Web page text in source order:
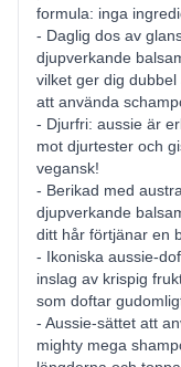
formula: inga
- Daglig dos av
djupverkande
vilket ger dig
att använda
- Djurfri: aussie är
mot djurtester och
vegansk!
- Berikad med
djupverkande
ditt hår förtjänar en
- Ikoniska aussie-
inslag av krispig
som doftar
- Aussie-sättet att
mighty mega